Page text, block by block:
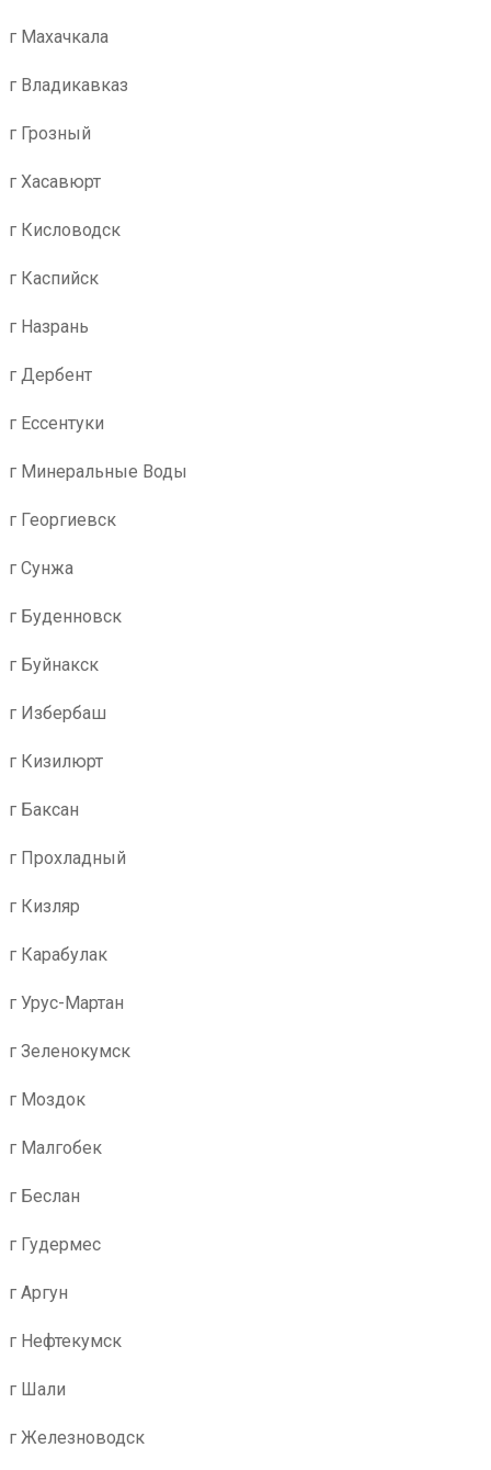
г Махачкала
г Владикавказ
г Грозный
г Хасавюрт
г Кисловодск
г Каспийск
г Назрань
г Дербент
г Ессентуки
г Минеральные Воды
г Георгиевск
г Сунжа
г Буденновск
г Буйнакск
г Избербаш
г Кизилюрт
г Баксан
г Прохладный
г Кизляр
г Карабулак
г Урус-Мартан
г Зеленокумск
г Моздок
г Малгобек
г Беслан
г Гудермес
г Аргун
г Нефтекумск
г Шали
г Железноводск